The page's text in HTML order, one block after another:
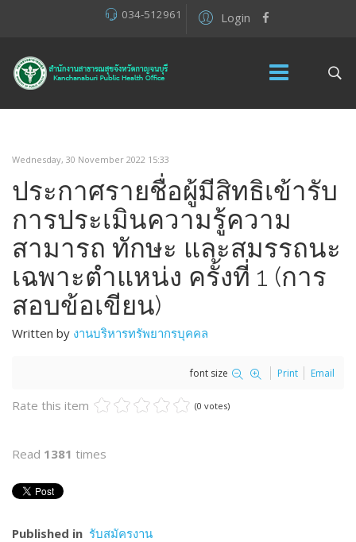
Login
034-512961
Wednesday, 30 November 2022 15:33
ประกาศรายชื่อผู้มีสิทธิเข้ารับ
การประเมินความรู้ความ
สามารถ ทักษะ และสมรรถนะ
เฉพาะตำแหน่ง ครั้งที่ 1 (การ
สอบข้อเขียน)
Written by งานบริหารทรัพยากรบุคคล
font size Print Email
Rate this item (0 votes)
Read 1381 times
Published in รับสมัครงาน